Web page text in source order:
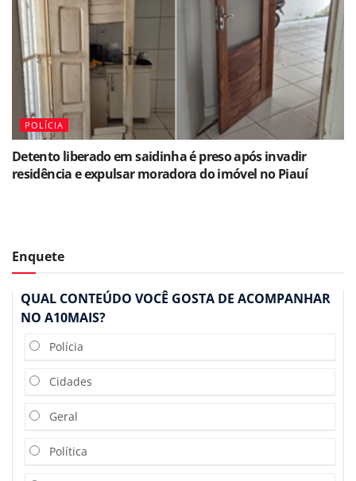
POLÍCIA
Detento liberado em saidinha é preso após invadir
residência e expulsar moradora do imóvel no Piauí
Enquete
QUAL CONTEÚDO VOCÊ GOSTA DE ACOMPANHAR
NO A10MAIS?
Polícia
Cidades
Geral
Política